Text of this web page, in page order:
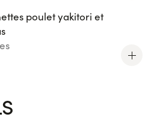
poulet yakitori et